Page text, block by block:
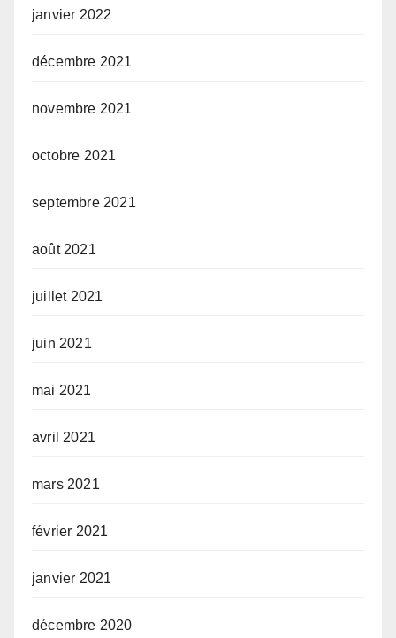
janvier 2022
décembre 2021
novembre 2021
octobre 2021
septembre 2021
août 2021
juillet 2021
juin 2021
mai 2021
avril 2021
mars 2021
février 2021
janvier 2021
décembre 2020